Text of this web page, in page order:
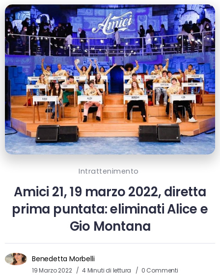
Intrattenimento
Amici 21, 19 marzo 2022, diretta
prima puntata: eliminati Alice e
Gio Montana
Benedetta Morbelli
19 Marzo 2022 4 Minuti di lettura 0 Commenti